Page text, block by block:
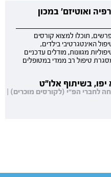
ואוטיזם' במכון
תוכלו למצוא קורסים
האינטגרטיבי בילדים,
מגוונות, מודלים עדכניים
טיפול רב ממדי במטופלים
בשיתוף אלו"ט
רישום עד 14/08 | 20% הנחה לחברי הפ"י (לקורסים מוכרים) |